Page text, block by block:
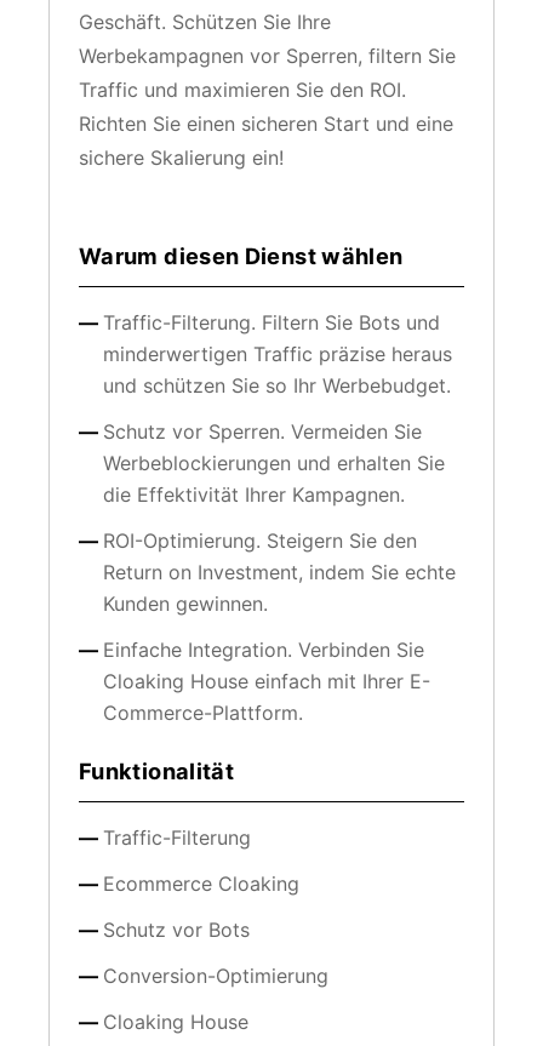
Geschäft. Schützen Sie Ihre
Werbekampagnen vor Sperren, filtern Sie
Traffic und maximieren Sie den ROI.
Richten Sie einen sicheren Start und eine
sichere Skalierung ein!
Warum diesen Dienst wählen
Traffic-Filterung. Filtern Sie Bots und
minderwertigen Traffic präzise heraus
und schützen Sie so Ihr Werbebudget.
Schutz vor Sperren. Vermeiden Sie
Werbeblockierungen und erhalten Sie
die Effektivität Ihrer Kampagnen.
ROI-Optimierung. Steigern Sie den
Return on Investment, indem Sie echte
Kunden gewinnen.
Einfache Integration. Verbinden Sie
Cloaking House einfach mit Ihrer E-
Commerce-Plattform.
Funktionalität
Traffic-Filterung
Ecommerce Cloaking
Schutz vor Bots
Conversion-Optimierung
Cloaking House